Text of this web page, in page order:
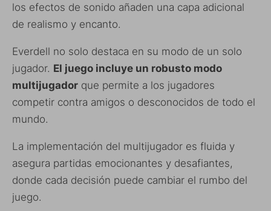
los efectos de sonido añaden una capa adicional
de realismo y encanto.
Everdell no solo destaca en su modo de un solo
jugador. El juego incluye un robusto modo
multijugador que permite a los jugadores
competir contra amigos o desconocidos de todo el
mundo.
La implementación del multijugador es fluida y
asegura partidas emocionantes y desafiantes,
donde cada decisión puede cambiar el rumbo del
juego.